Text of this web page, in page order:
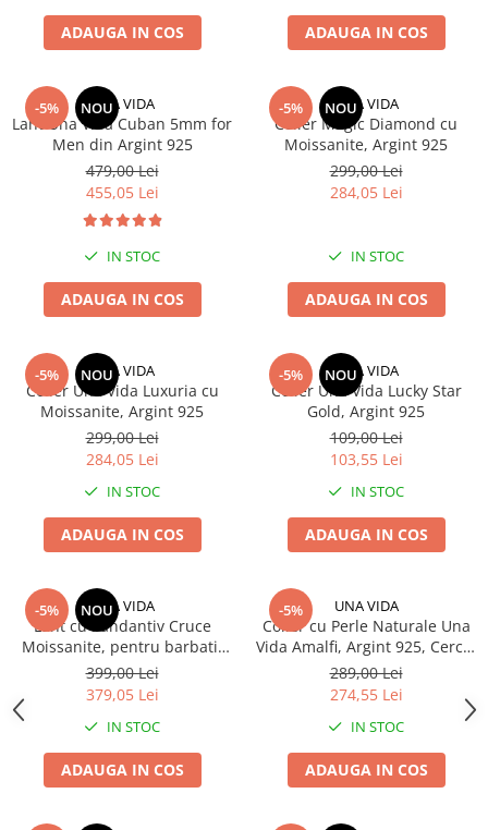
ADAUGA IN COS ADAUGA IN COS
-5% NOU
UNA VIDA
Lant Una Vida Cuban 5mm for
Men din Argint 925
479,00 Lei
455,05 Lei
IN STOC
ADAUGA IN COS
-5% NOU
UNA VIDA
Colier Magic Diamond cu
Moissanite, Argint 925
299,00 Lei
284,05 Lei
IN STOC
ADAUGA IN COS
-5% NOU
UNA VIDA
Colier Una Vida Luxuria cu
Moissanite, Argint 925
299,00 Lei
284,05 Lei
IN STOC
ADAUGA IN COS
-5% NOU
UNA VIDA
Colier Una Vida Lucky Star
Gold, Argint 925
109,00 Lei
103,55 Lei
IN STOC
ADAUGA IN COS
-5% NOU
UNA VIDA
Lant cu Pandantiv Cruce
Moissanite, pentru barbati,
Argint 925
399,00 Lei
379,05 Lei
IN STOC
ADAUGA IN COS
-5% UNA VIDA
Colier cu Perle Naturale Una
Vida Amalfi, Argint 925, Cercei
Cadou
289,00 Lei
274,55 Lei
IN STOC
ADAUGA IN COS